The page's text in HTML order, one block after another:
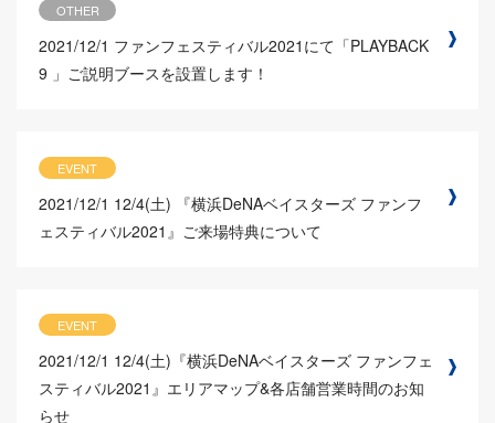
OTHER
2021/12/1 ファンフェスティバル2021にて「PLAYBACK
9 」ご説明ブースを設置します！
EVENT
2021/12/1 12/4(土) 『横浜DeNAベイスターズ ファンフ
ェスティバル2021』ご来場特典について
EVENT
2021/12/1 12/4(土)『横浜DeNAベイスターズ ファンフェ
スティバル2021』エリアマップ&各店舗営業時間のお知
らせ